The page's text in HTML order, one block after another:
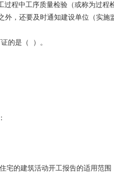
过程中工序质量检验（或称为过
，还要及时通知建设单位（实
的是（ ）。
宅的建筑活动开工报告的适用范围